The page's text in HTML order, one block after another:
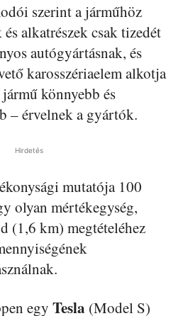
szerint a járműhöz
alkatrészek csak tizedét
autógyártásnak, és
karosszériaelem alkotja
könnyebb és
– érvelnek a gyártók.
Hirdetés
mutatója 100
olyan mértékegység,
(1,6 km) megtételéhez
egy Tesla (Model S)